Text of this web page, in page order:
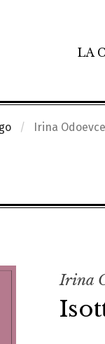
LA
Irina
Irina